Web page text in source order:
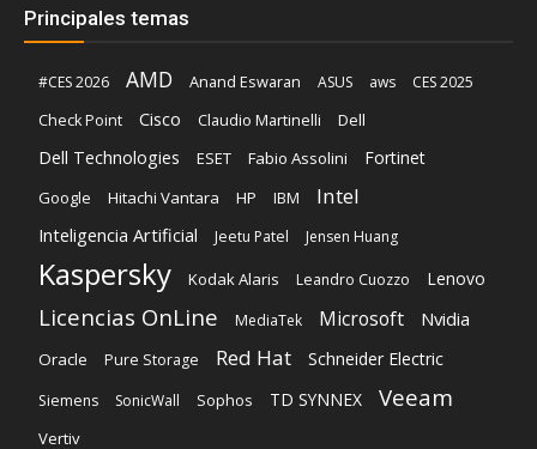
Principales temas
#CES 2026 AMD Anand Eswaran ASUS aws
CES 2025
Check Point
Cisco Claudio Martinelli Dell
Dell Technologies ESET Fabio Assolini Fortinet
Google Hitachi Vantara HP IBM Intel
Inteligencia Artificial Jeetu Patel Jensen Huang
Kaspersky Kodak Alaris Leandro Cuozzo Lenovo
Licencias OnLine MediaTek Microsoft Nvidia
Oracle Pure Storage Red Hat Schneider Electric
Siemens SonicWall Sophos TD SYNNEX Veeam
Vertiv